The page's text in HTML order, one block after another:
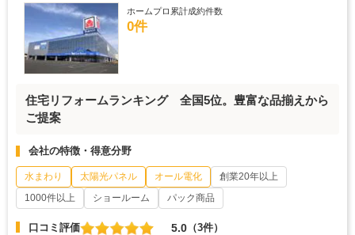
ホームプロ累計成約件数
0件
住宅リフォームランキング 全国5位。豊富な品揃えから
ご提案
会社の特徴・得意分野
水まわり 太陽光パネル オール電化
創業20年以上
1000件以上
ショールーム パック商品
口コミ評価 5.0 （3件）